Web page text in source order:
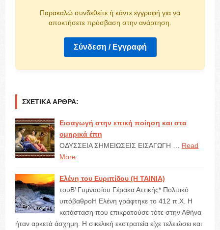
Παρακαλώ συνδεθείτε ή κάντε εγγραφή για να
αποκτήσετε πρόσβαση στην ανάρτηση.
Σύνδεση / Εγγραφή
ΣΧΕΤΙΚΆ ΆΡΘΡΑ:
Εισαγωγή στην επική ποίηση και στα
ομηρικά έπη
ΟΔΥΣΣΕΙΑ ΣΗΜΕΙΩΣΕΙΣ ΕΙΣΑΓΩΓΗ …
Read
More
Ελένη του Ευριπίδου (Η ΤΑΙΝΙΑ)
τουΒ’ Γυμνασίου Γέρακα Αττικής* Πολιτικό
υπόβαθροΗ Ελένη γράφτηκε το 412 π.Χ. Η
κατάσταση που επικρατούσε τότε στην Αθήνα
ήταν αρκετά άσχηµη. Η σικελική εκστρατεία είχε τελειώσει και